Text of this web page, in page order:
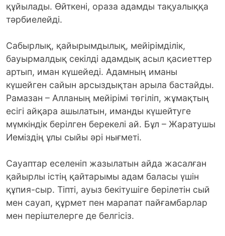
құйылады. Өйткені, ораза адамды тақуалыққа
тәрбиелейді.
Сабырлық, қайырымдылық, мейірімділік,
бауырмалдық секілді адамдық асыл қасиеттер
артып, иман күшейеді. Адамның иманы
күшейген сайын арсыздықтан арыла бастайды.
Рамазан – Алланың мейірімі төгіліп, жұмақтың
есігі айқара ашылатын, иманды күшейтуге
мүмкіндік берілген берекелі ай. Бұл – Жаратушы
Иеміздің ұлы сыйы әрі нығметі.
Сауаптар еселеніп жазылатын айда жасалған
қайырлы істің қайтарымы адам баласы үшін
құпия-сыр. Тіпті, ауыз бекітушіге берілетін сый
мен сауап, құрмет пен марапат пайғамбарлар
мен періштелерге де белгісіз.